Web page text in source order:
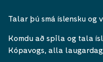
Talar þú smá íslensku og
Komdu að spila og tala
Kópavogs, alla